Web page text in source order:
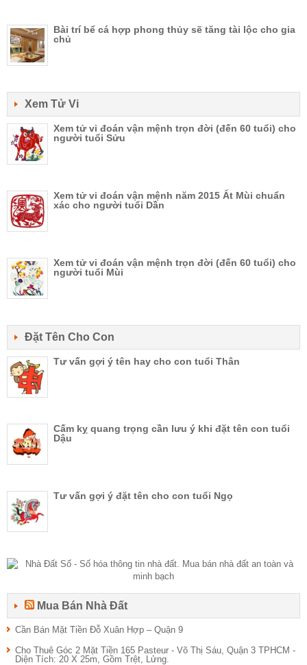
Bài trí bể cá hợp phong thủy sẽ tăng tài lộc cho gia
chủ
Xem Tử Vi
Xem tử vi đoán vận mệnh trọn đời (đến 60 tuổi) cho
người tuổi Sửu
Xem tử vi đoán vận mệnh năm 2015 Ất Mùi chuẩn
xác cho người tuổi Dần
Xem tử vi đoán vận mệnh trọn đời (đến 60 tuổi) cho
người tuổi Mùi
Đặt Tên Cho Con
Tư vấn gợi ý tên hay cho con tuổi Thân
Cấm kỵ quang trọng cần lưu ý khi đặt tên con tuổi
Dậu
Tư vấn gợi ý đặt tên cho con tuổi Ngọ
Mua Bán Nhà Đất
Cần Bán Mặt Tiền Đỗ Xuân Hợp – Quận 9
Cho Thuê Góc 2 Mặt Tiền 165 Pasteur - Võ Thị Sáu, Quận 3 TPHCM -
Diện Tích: 20 X 25m, Gồm Trệt, Lửng.